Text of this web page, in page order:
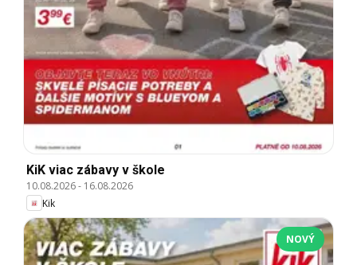
KiK viac zábavy v škole
10.08.2026- 16.08.2026
Kik
NOVÝ